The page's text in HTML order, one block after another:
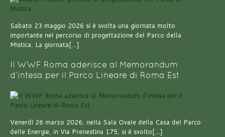
Sabato 23 maggio 2026 si è svolta una giornata molto
importante nel percorso di progettazione del Parco della
Mistica. La giornata[…]
Il WWF Roma aderisce al Memorandum
d’intesa per il Parco Lineare di Roma Est
Venerdì 26 marzo 2026, nella Sala Ovale della Casa del Parco
delle Energie, in Via Prenestina 175, si è svolto[…]